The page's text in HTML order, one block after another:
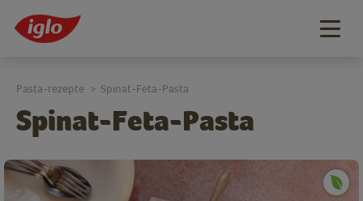
Spinat-Feta-Pasta
Pasta-rezepte > Spinat-Feta-Pasta